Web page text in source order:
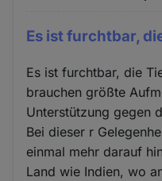
Es ist furchtbar,
Es ist furchtbar, die
brauchen größte
Unterstützung gegen
Bei dieser r
einmal mehr darauf
Land wie Indien, wo